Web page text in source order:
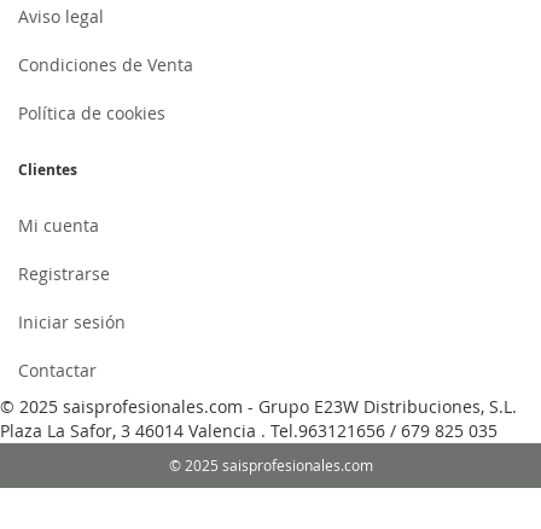
Aviso legal
Condiciones de Venta
Política de cookies
Clientes
Mi cuenta
Registrarse
Iniciar sesión
Contactar
© 2025 saisprofesionales.com - Grupo E23W Distribuciones, S.L.
Plaza La Safor, 3 46014 Valencia . Tel.963121656 / 679 825 035
© 2025 saisprofesionales.com